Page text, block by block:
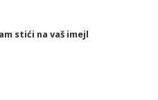
stići na vaš imejl